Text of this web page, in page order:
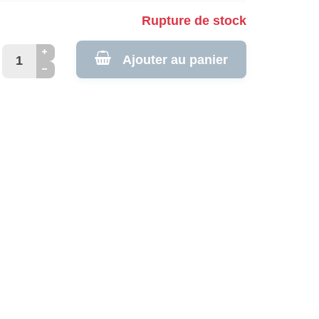
Rupture de stock
Ajouter au panier